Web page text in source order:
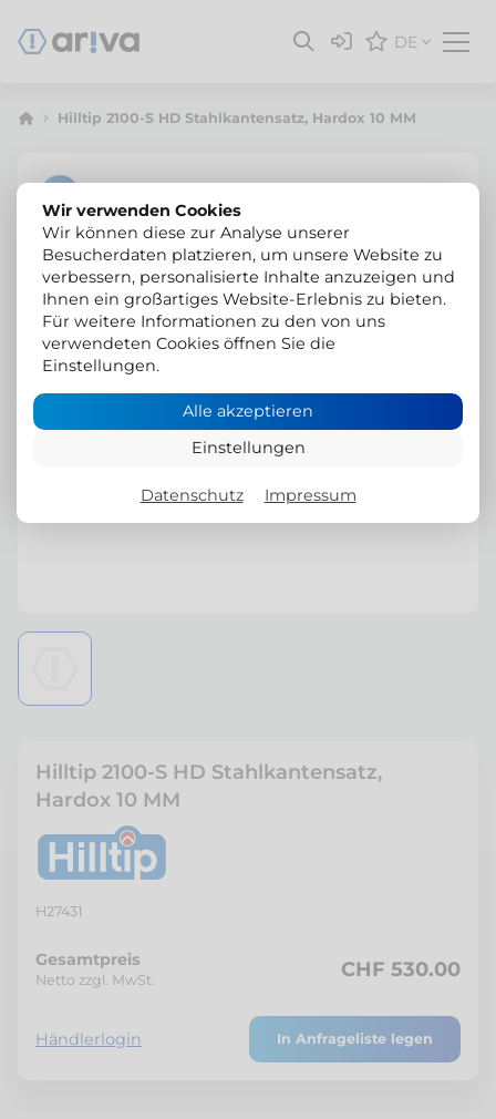
DE
Hilltip 2100-S HD Stahlkantensatz, Hardox 10 MM
Hilltip 2100-S HD Stahlkantensatz,
Hardox 10 MM
H27431
Gesamtpreis
Netto zzgl. MwSt. CHF 530.00
Händlerlogin In Anfrageliste legen
Wir verwenden Cookies
Wir können diese zur Analyse unserer
Besucherdaten platzieren, um unsere Website zu
verbessern, personalisierte Inhalte anzuzeigen und
Ihnen ein großartiges Website-Erlebnis zu bieten.
Für weitere Informationen zu den von uns
verwendeten Cookies öffnen Sie die
Einstellungen.
Alle akzeptieren
Einstellungen
Datenschutz Impressum